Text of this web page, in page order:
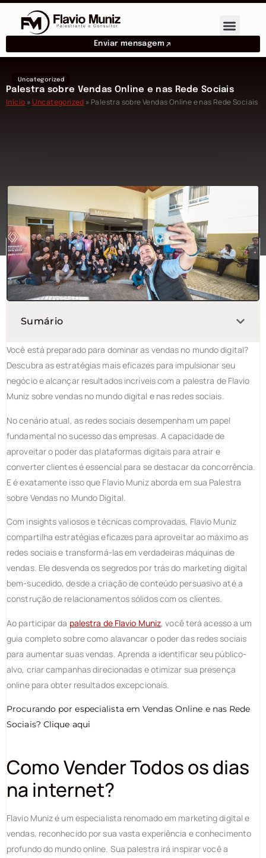
Enviar mensagem
Uncategorized
Palestra sobre Vendas Online e nas Rede Sociais
Início » Uncategorized » Palestra sobre Vendas Online e nas Rede Sociais
Sumário
Você está preparado para dominar as vendas no mundo digital?
Descubra as estratégias mais eficazes para impulsionar seu
negócio e alcançar resultados incríveis com a palestra de Flavio
Muniz sobre vendas no mundo digital e nas redes sociais.
No cenário atual, as redes sociais desempenham um papel
fundamental no sucesso das empresas. A capacidade de
aproveitar o poder das plataformas digitais para atrair e
converter clientes é essencial para se destacar da concorrência.
E é exatamente isso que Flavio Muniz aborda em sua Palestra
sobre Vendas no Mundo Digital.
Com insights valiosos e técnicas comprovadas, Flavio Muniz
compartilha estratégias eficazes para aproveitar ao máximo as
redes sociais e transformá-las em verdadeiras máquinas de
vendas. Ele desvenda os segredos por trás do marketing digital
bem-sucedido, desde a criação de conteúdo persuasivo até a
construção de relacionamentos sólidos com os clientes.
Ao participar da palestra de Flavio Muniz, você terá acesso a um
guia completo sobre como alavancar o poder das redes sociais
para aumentar suas vendas. Aprenda a identificar seu público-
alvo, criar campanhas direcionadas e otimizar sua presença
online para obter resultados excepcionais.
Procurando por especialista em Vendas Online e nas Rede
Sociais? Clique aqui
Como Vender Todos os dias
na internet?
Flavio Muniz é um especialista renomado em marketing digital e
vendas, reconhecido por sua vasta experiência e conhecimento
profundo do mundo online. Sua palestra irá inspirar você a